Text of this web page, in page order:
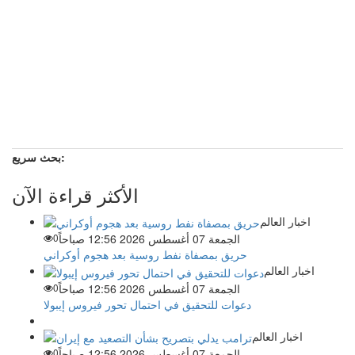
بحث سريع:
الأكثر قراءة الآن
اخبار العالم
الجمعة 07 أغسطس 2026 12:56 صباحاً
0
حريق بمصفاة نفط روسية بعد هجوم أوكراني
اخبار العالم
الجمعة 07 أغسطس 2026 12:56 صباحاً
0
دعوات للتحقيق في احتمال تحور فيروس إيبولا
اخبار العالم
0